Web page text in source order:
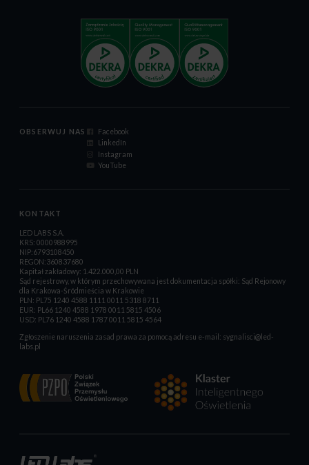
OBSERWUJ NAS
Facebook
LinkedIn
Instagram
YouTube
KONTAKT
LED LABS S.A.
KRS: 0000988995
NIP:6793108450
REGON:360837680
Kapitał zakładowy: 1.422.000,00 PLN
Sąd rejestrowy, w którym przechowywana jest dokumentacja spółki: Sąd Rejonowy
dla Krakowa-Śródmieścia w Krakowie
PLN: PL75 1240 4588 1111 0011 5318 8711
EUR: PL66 1240 4588 1978 0011 5815 4506
USD: PL76 1240 4588 1787 0011 5815 4564
Zgłoszenie naruszenia zasad prawa za pomocą adresu e-mail: sygnalisci@led-
labs.pl